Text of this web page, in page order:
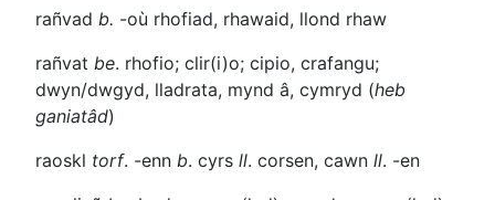
rañvad b. -où rhofiad, rhawaid, llond rhaw
rañvat be. rhofio; clir(i)o; cipio, crafangu;
dwyn/dwgyd, lladrata, mynd â, cymryd (heb
ganiatâd)
raoskl torf. -enn b. cyrs ll. corsen, cawn ll. -en